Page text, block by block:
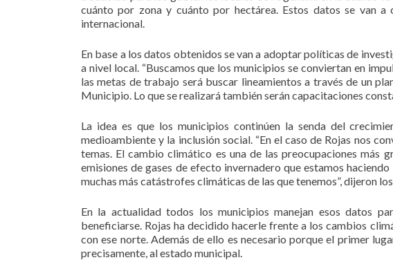
cuánto por zona y cuánto por hectárea. Estos datos se van
internacional.
En base a los datos obtenidos se van a adoptar políticas de
a nivel local. “Buscamos que los municipios se conviertan en
las metas de trabajo será buscar lineamientos a través de un
Municipio. Lo que se realizará también serán capacitaciones
La idea es que los municipios continúen la senda del
medioambiente y la inclusión social. “En el caso de Rojas nos
temas. El cambio climático es una de las preocupaciones más
emisiones de gases de efecto invernadero que estamos
muchas más catástrofes climáticas de las que tenemos”, dijeron
En la actualidad todos los municipios manejan esos datos
beneficiarse. Rojas ha decidido hacerle frente a los cambios
con ese norte. Además de ello es necesario porque el primer
precisamente, al estado municipal.